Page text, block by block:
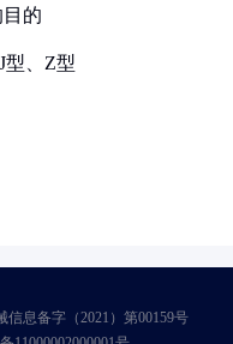
的
型、Z型
息备字（2021）第00159号